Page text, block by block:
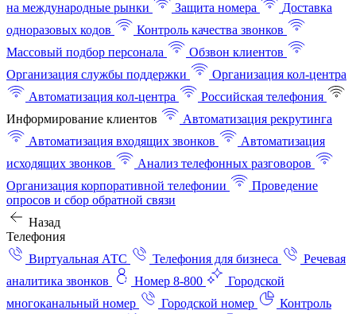
на международные рынки
Защита номера
Доставка
одноразовых кодов
Контроль качества звонков
Массовый подбор персонала
Обзвон клиентов
Организация службы поддержки
Организация кол-центра
Автоматизация кол-центра
Российская телефония
Информирование клиентов
Автоматизация рекрутинга
Автоматизация входящих звонков
Автоматизация
исходящих звонков
Анализ телефонных разговоров
Организация корпоративной телефонии
Проведение
опросов и сбор обратной связи
Назад
Телефония
Виртуальная АТС
Телефония для бизнеса
Речевая
аналитика звонков
Номер 8-800
Городской
многоканальный номер
Городской номер
Контроль